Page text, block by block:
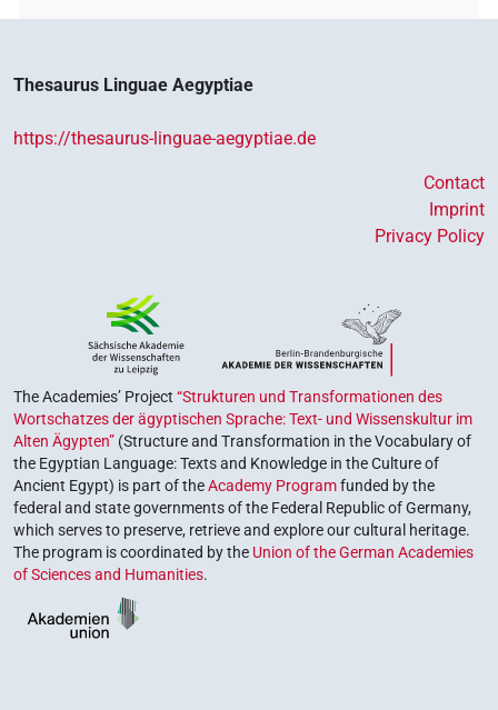
Thesaurus Linguae Aegyptiae
https://thesaurus-linguae-aegyptiae.de
Contact
Imprint
Privacy Policy
The Academies’ Project “Strukturen und Transformationen des
Wortschatzes der ägyptischen Sprache: Text- und Wissenskultur im
Alten Ägypten” (Structure and Transformation in the Vocabulary of
the Egyptian Language: Texts and Knowledge in the Culture of
Ancient Egypt) is part of theAcademy Programfunded by the
federal and state governments of the Federal Republic of Germany,
which serves to preserve, retrieve and explore our cultural heritage.
The program is coordinated by the Union of the German Academies
of Sciences and Humanities.